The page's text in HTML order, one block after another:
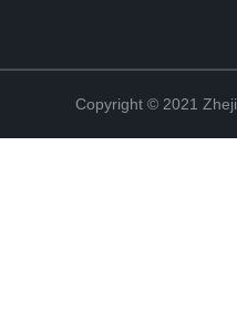
Copyright © 2021